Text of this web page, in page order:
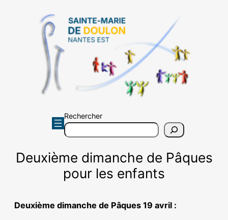
Rechercher
Deuxième dimanche de Pâques
pour les enfants
Deuxième dimanche de Pâques 19 avril :